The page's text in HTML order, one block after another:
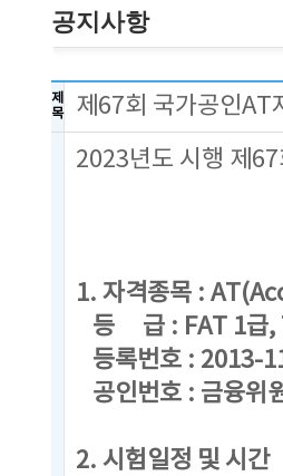
공지사항
제
목
제67회 국가공인AT
2023년도 시행 제
1. 자격종목 :
등 급 : FAT 1급,
등록번호 : 2013-
공인번호 : 금융위
2. 시험일정 및 시간